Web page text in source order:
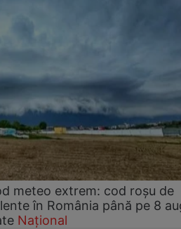
meteo extrem: cod roșu de
în România până pe 8
Național